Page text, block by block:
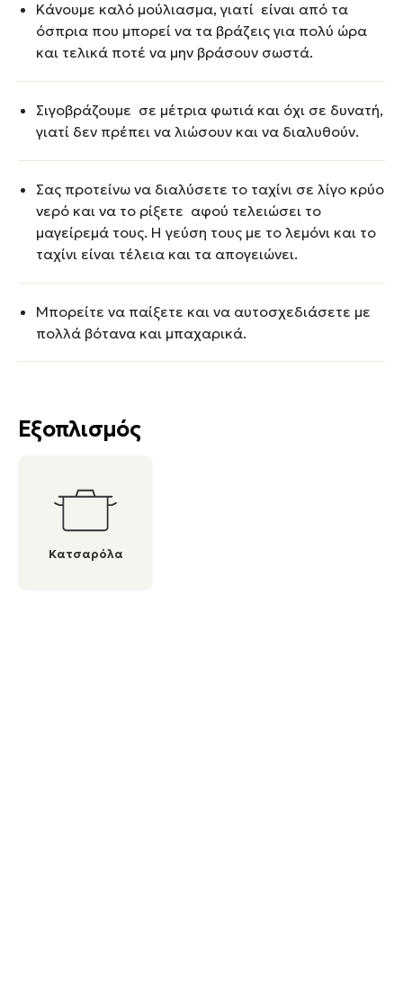
Εξοπλισμός
Κατσαρόλα
Κάνουμε καλό μούλιασμα, γιατί είναι από τα
όσπρια που μπορεί να τα βράζεις για πολύ ώρα
και τελικά ποτέ να μην βράσουν σωστά.
Σιγοβράζουμε σε μέτρια φωτιά και όχι σε δυνατή,
γιατί δεν πρέπει να λιώσουν και να διαλυθούν.
Σας προτείνω να διαλύσετε το ταχίνι σε λίγο κρύο
νερό και να το ρίξετε αφού τελειώσει το
μαγείρεμά τους. Η γεύση τους με το λεμόνι και το
ταχίνι είναι τέλεια και τα απογειώνει.
Μπορείτε να παίξετε και να αυτοσχεδιάσετε με
πολλά βότανα και μπαχαρικά.